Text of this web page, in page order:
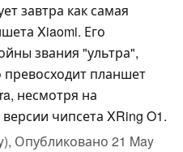
завтра как самая
Xiaomi. Его
звания "ультра",
превосходит планшет
несмотря на
чипсета XRing O1.
Опубликовано 21 May